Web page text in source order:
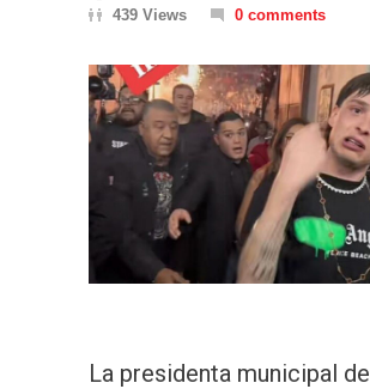
439 Views
0 comments
La presidenta municipal de